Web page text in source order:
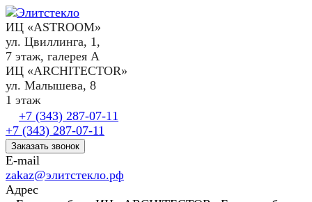
ИЦ «ASTROOM»
ул. Цвиллинга, 1,
7 этаж, галерея А
ИЦ «ARCHITECTOR»
ул. Малышева, 8
1 этаж
+7 (343) 287-07-11
+7 (343) 287-07-11
Заказать звонок
E-mail
zakaz@элитстекло.рф
Адрес